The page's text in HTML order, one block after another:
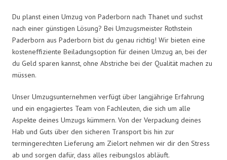
Du planst einen Umzug von Paderborn nach Thanet und suchst
nach einer günstigen Lösung? Bei Umzugsmeister Rothstein
Paderborn aus Paderborn bist du genau richtig! Wir bieten eine
kosteneffiziente Beiladungsoption für deinen Umzug an, bei der
du Geld sparen kannst, ohne Abstriche bei der Qualität machen zu
müssen.
Unser Umzugsunternehmen verfügt über langjährige Erfahrung
und ein engagiertes Team von Fachleuten, die sich um alle
Aspekte deines Umzugs kümmern. Von der Verpackung deines
Hab und Guts über den sicheren Transport bis hin zur
termingerechten Lieferung am Zielort nehmen wir dir den Stress
ab und sorgen dafür, dass alles reibungslos abläuft.